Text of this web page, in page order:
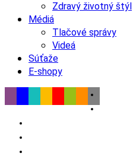
Zdravý životný štýl
Médiá
Tlačové správy
Videá
Súťaže
E-shopy